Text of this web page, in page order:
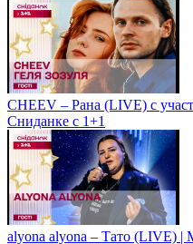
CHEEV – Рана (LIVE) с
Сниданке с 1+1
alyona alyona – Тато (LIVE) |